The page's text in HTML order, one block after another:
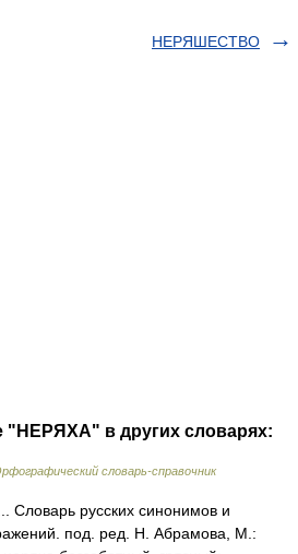
НЕРЯШЕСТВО
"НЕРЯХА" в других словарях:
словарь-справочник
Словарь русских синонимов и
под. ред. Н. Абрамова, М.: